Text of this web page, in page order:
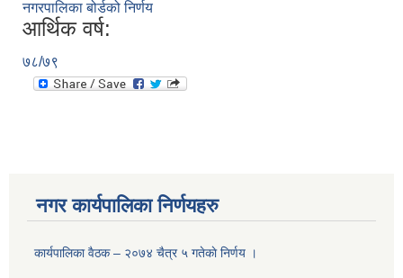
नगरपालिका बोर्डको निर्णय
आर्थिक वर्ष:
७८/७९
नगर कार्यपालिका निर्णयहरु
कार्यपालिका वैठक – २०७४ चैत्र ५ गतेकाे निर्णय ।